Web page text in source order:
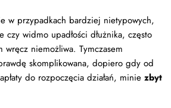
w przypadkach bardziej nietypowych,
czy widmo upadłości dłużnika, często
niemożliwa. Tymczasem
skomplikowana, dopiero gdy od
do rozpoczęcia działań, minie zbyt